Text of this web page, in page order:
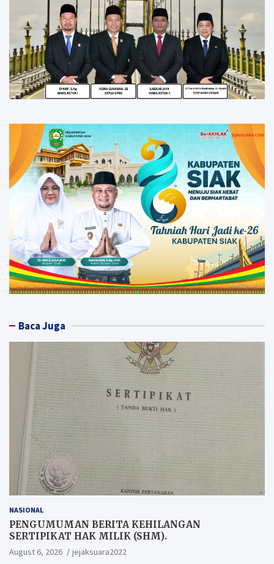
Baca Juga
NASIONAL
PENGUMUMAN BERITA KEHILANGAN
SERTIPIKAT HAK MILIK (SHM).
August 6, 2026 jejaksuara2022